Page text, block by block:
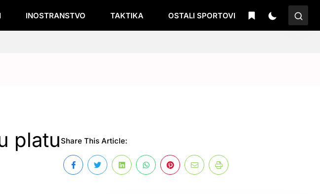
INOSTRANSTVO TAKTIKA OSTALI SPORTOVI
platuShare This Article: